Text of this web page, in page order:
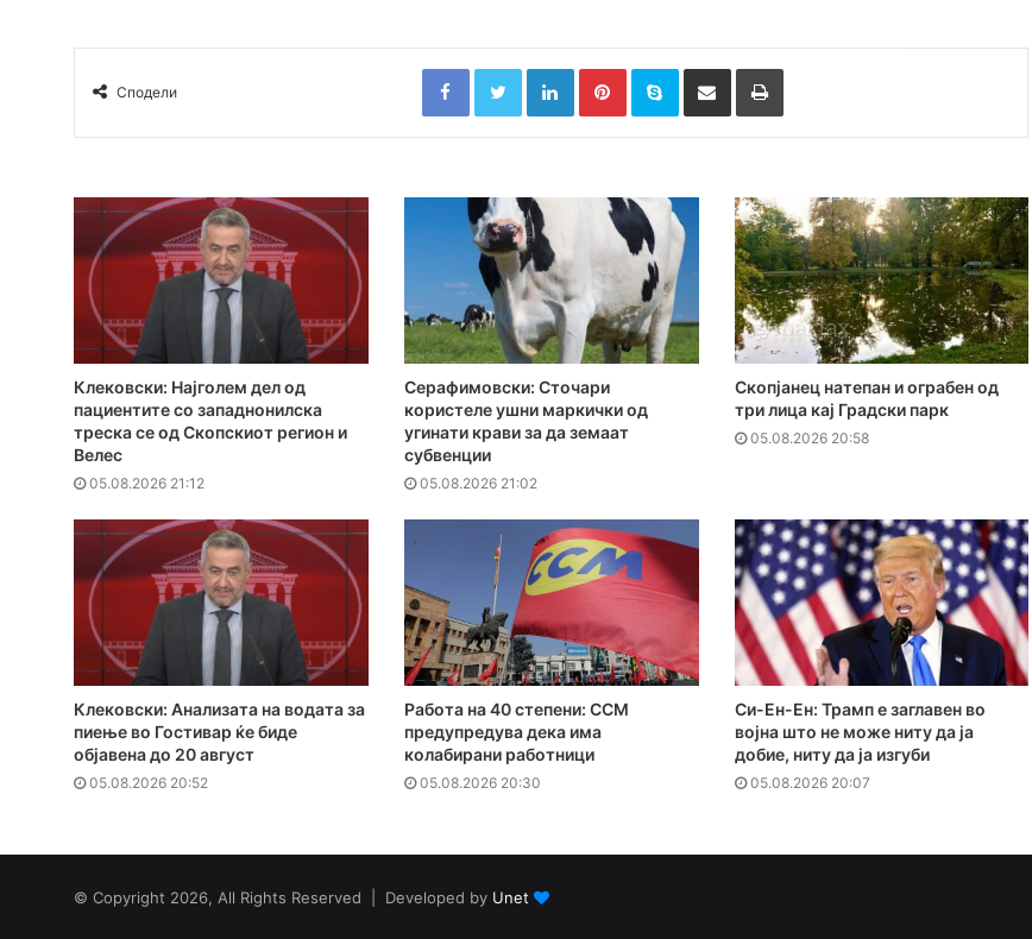
Сподели
FacebookTwitterLinkedInPinterestSkype Сподели преку Е-маил Испринтај
Клековски: Најголем дел од
пациентите сo западнонилска
треска се од Скопскиот регион и
Велес
05.08.2026 21:12
Серафимовски: Сточари
користеле ушни маркички од
угинати крави за да земаат
субвенции
05.08.2026 21:02
Скопјанец натепан и ограбен од
три лица кај Градски парк
05.08.2026 20:58
Клековски: Анализата на водата за
пиење во Гостивар ќе биде
објавена до 20 август
05.08.2026 20:52
Работа на 40 степени: ССМ
предупредува дека има
колабирани работници
05.08.2026 20:30
Си-Ен-Ен: Трамп е заглавен во
војна што не може ниту да ја
добие, ниту да ја изгуби
05.08.2026 20:07
© Copyright 2026, All Rights Reserved | Developed by Unet